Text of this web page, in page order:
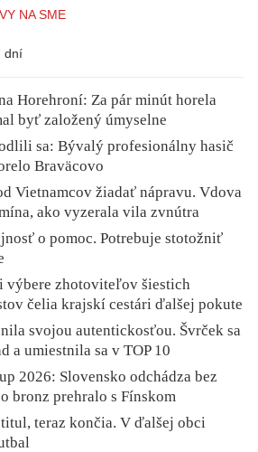
NA SME
dní
Horehroní: Za pár minút horela
byť založený úmyselne
sa: Bývalý profesionálny hasič
Braväcovo
Vietnamcov žiadať nápravu. Vdova
ako vyzerala vila zvnútra
o pomoc. Potrebuje stotožniť
výbere zhotoviteľov šiestich
čelia krajskí cestári ďalšej pokute
svojou autentickosťou. Švrček sa
a umiestnila sa v TOP 10
2026: Slovensko odchádza bez
bronz prehralo s Fínskom
teraz končia. V ďalšej obci